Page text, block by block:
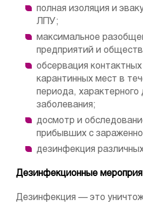
полная изоляция и
ЛПУ;
максимальное
предприятий и
обсервация
карантинных мест в
периода, характерного
заболевания;
досмотр и
прибывших с
дезинфекция
Дезинфекционные
Дезинфекция — это